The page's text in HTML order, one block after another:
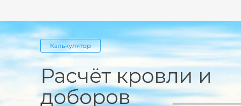
Калькулятор
Расчёт кровли и
доборов